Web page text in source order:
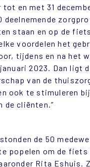
tot en met 31
deelnemende
staan en op de
voordelen het
tijdens en na het
2023. Dan ligt
van de
ook te stimuleren
de cliënten.”
de 50
popelen om de fiets
Rita Eshuis.